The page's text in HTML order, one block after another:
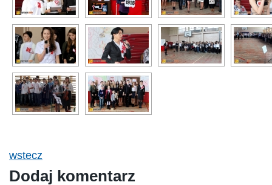
wstecz
Dodaj komentarz